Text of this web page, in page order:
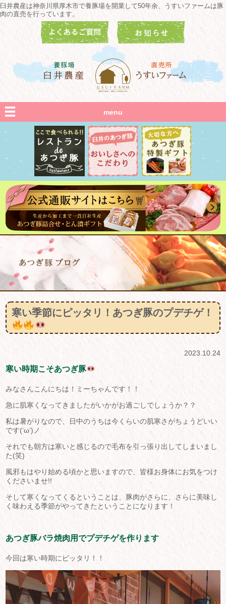
臼井農産は神奈川県厚木市で養豚場を開業して50年余、うすいファームは豚
肉の直売を行っています。
menu
寒い季節にピッタリ！あつぎ豚のプデチゲ！
2023.10.24
寒い時期こそあつぎ豚
みなさんこんにちは！ミーちゃんです！！
急に肌寒くなってきましたがいかがお過ごしでしょうか？？
私は暑がりなので、日中のうちは今くらいの肌寒さがちょうどいい
です(‘ω’)ノ
それでも朝方は寒いと感じるので毛布を引っ張り出してしまいまし
た(笑)
風邪もはやり始める頃かと思いますので、皆様お身体にお気をつけ
くださいませ!!
そして寒くなってくるということは、豚肉がさらに、さらに美味し
く味わえる季節がやってきたということになります！
あつぎ豚バラ焼肉用でプデチゲを作ります
今回は寒い時期にピッタリ！！